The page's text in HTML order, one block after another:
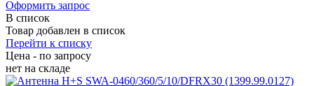
Оформить запрос
В список
Товар добавлен в список
Перейти к списку
Цена - по запросу
нет на складе